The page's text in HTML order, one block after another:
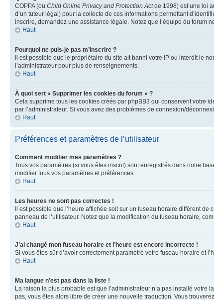
COPPA (ou Child Online Privacy and Protection Actde 1998) est une loi
d’un tuteur légal) pour la collecte de ces informations permettant
inscrire, demandez une assistance légale. Notez que l’équipe du forum
Haut
Pourquoi ne puis-je pas m’inscrire ?
Il est possible que le propriétaire du site ait banni votre IP ou interdit le
l’administrateur pour plus de renseignements.
Haut
À quoi sert « Supprimer les cookies du forum » ?
Cela supprime tous les cookies créés par phpBB3 qui conservent votre
par l’administrateur. Si vous avez des problèmes de connexion/
Haut
Préférences et paramètres de l’utilisateur
Comment modifier mes paramètres ?
Tous vos paramètres (si vous êtes inscrit) sont enregistrés dans notre
modifier tous vos paramètres et préférences.
Haut
Les heures ne sont pas correctes !
Il est possible que l’heure affichée soit sur un fuseau horaire différent
panneau de l’utilisateur. Notez que la modification du fuseau horaire,
Haut
J’ai changé mon fuseau horaire et l’heure est encore incorrecte !
Si vous êtes sûr d’avoir correctement paramétré votre fuseau horaire et
Haut
Ma langue n’est pas dans la liste !
La raison la plus probable est que l’administrateur n’a pas installé votre
pas, vous êtes alors libre de créer une nouvelle traduction. Vous